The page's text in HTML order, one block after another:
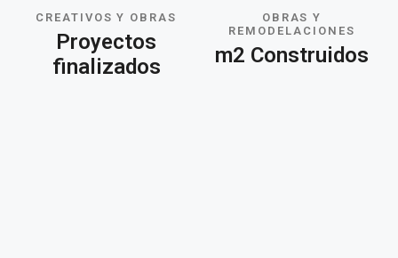
CREATIVOS Y OBRAS
Proyectos
finalizados
OBRAS Y
REMODELACIONES
m2 Construidos